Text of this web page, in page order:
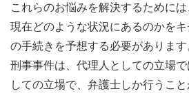
これらのお悩みを解決するためには
現在どのような状況にあるのかを
の手続きを予想する必要があります
刑事事件は、代理人としての立場
しての立場で、弁護士しか行うこと